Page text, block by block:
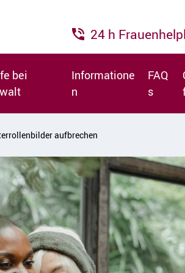
24 h
bei
Informatione
n
FAQ
s
aufbrechen